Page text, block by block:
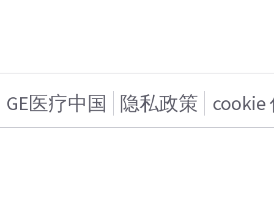
GE医疗中国 隐私政策 cookie